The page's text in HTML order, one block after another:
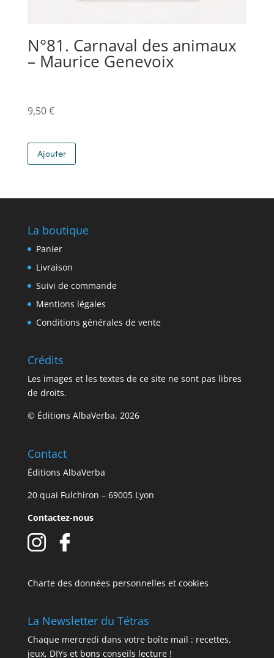
N°81. Carnaval des animaux
– Maurice Genevoix
9,50€
Ajouter
La boutique
Panier
Livraison
Suivi de commande
Mentions légales
Conditions générales de vente
Crédits
Les images et les textes de ce site ne sont pas libres
de droits.
© Éditions AlbaVerba, 2026
Contact
Éditions AlbaVerba
20 quai Fulchiron – 69005 Lyon
Contactez-nous
Charte des données personnelles et cookies
La Newsletter du Tétras
Chaque mercredi dans votre boîte mail : recettes,
jeux, DIYs et bons conseils lecture !